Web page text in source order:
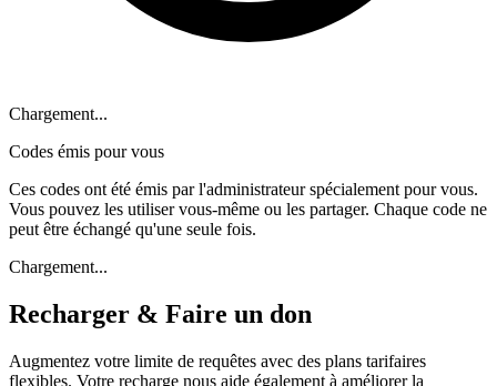
Chargement...
Codes émis pour vous
Ces codes ont été émis par l'administrateur spécialement pour vous.
Vous pouvez les utiliser vous-même ou les partager. Chaque code ne
peut être échangé qu'une seule fois.
Chargement...
Recharger & Faire un don
Augmentez votre limite de requêtes avec des plans tarifaires
flexibles. Votre recharge nous aide également à améliorer la